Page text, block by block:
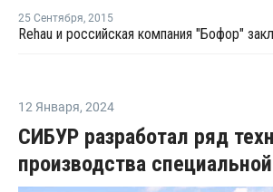
25 Сентября, 2015
12 Января, 2024
СИБУР разработал ряд
производства